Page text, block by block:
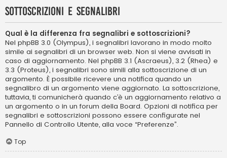
Sottoscrizioni e segnalibri
Qual è la differenza fra segnalibri e sottoscrizioni?
Nel phpBB 3.0 (Olympus), i segnalibri lavorano in modo molto
simile ai segnalibri di un browser web. Non si viene avvisati in
caso di aggiornamento. Nel phpBB 3.1 (Ascraeus), 3.2 (Rhea) e
3.3 (Proteus), i segnalibri sono simili alla sottoscrizione di un
argomento. È possibile ricevere una notifica quando un
segnalibro di un argomento viene aggiornato. La sottoscrizione,
tuttavia, ti comunicherà quando c’è un aggiornamento relativo a
un argomento o in un forum della Board. Opzioni di notifica per
segnalibri e sottoscrizioni possono essere configurate nel
Pannello di Controllo Utente, alla voce “Preferenze”.
Top